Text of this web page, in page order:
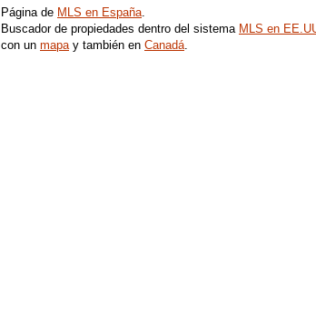
Página de MLS en España.
Buscador de propiedades dentro del sistema MLS en
con un mapay también en Canadá.